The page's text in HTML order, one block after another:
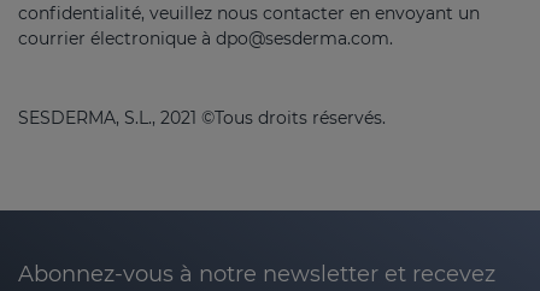
confidentialité, veuillez nous contacter en envoyant un
courrier électronique à dpo@sesderma.com.
SESDERMA, S.L., 2021 ©Tous droits réservés.
Abonnez-vous à notre newsletter et recevez